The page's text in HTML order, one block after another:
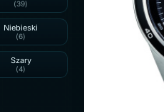
(39)
Niebieski
(6)
Szary
(4)